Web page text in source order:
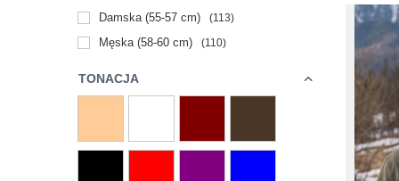
Damska (55-57 cm) 113
Męska (58-60 cm) 110
TONACJA